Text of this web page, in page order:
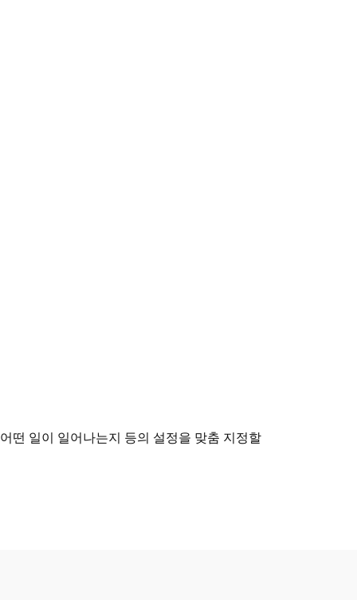
떤 일이 일어나는지 등의 설정을 맞춤 지정할